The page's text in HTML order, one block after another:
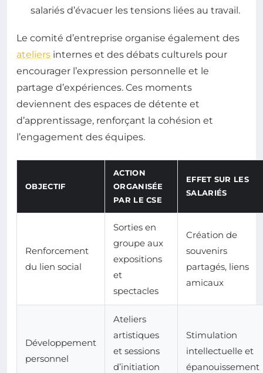
salariés d’évacuer les tensions liées au travail.
Le comité d’entreprise organise également des
ateliers internes et des débats culturels pour
encourager l’expression personnelle et le
partage d’expériences. Ces moments
deviennent des espaces de détente et
d’apprentissage, renforçant la cohésion et
l’engagement des équipes.
OBJECTIF
ACTION
ORGANISÉE
PAR LE CSE
EFFET SUR LES
SALARIÉS
Renforcement
du lien social
Sorties en
groupe aux
expositions
et
spectacles
Création de
souvenirs
partagés, liens
amicaux
Développement
personnel
Ateliers
artistiques
et sessions
d’initiation
Stimulation
intellectuelle et
épanouissement